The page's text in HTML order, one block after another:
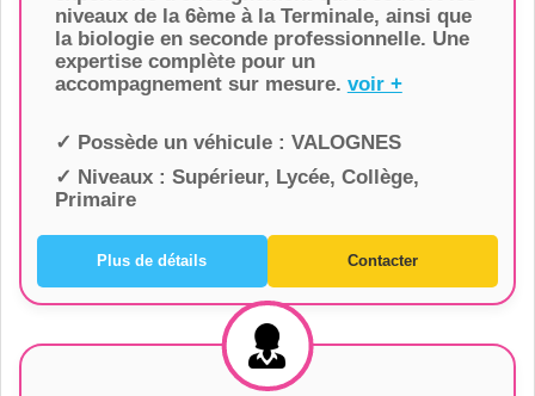
niveaux de la 6ème à la Terminale, ainsi que
la biologie en seconde professionnelle. Une
expertise complète pour un
accompagnement sur mesure. voir +
✓ Possède un véhicule : VALOGNES
✓ Niveaux : Supérieur, Lycée, Collège,
Primaire
Plus de détails Contacter